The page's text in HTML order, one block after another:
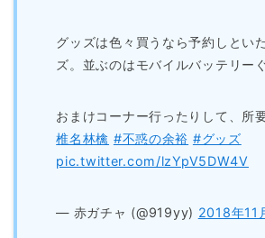
グッズは色々買うなら予約しとい
ズ。並ぶのはモバイルバッテリー
おまけコーナー行ったりして、所
椎名林檎 #不惑の余裕 #グッズ
pic.twitter.com/lzYpV5DW4V
— 赤ガチャ (@919yy) 2018年11